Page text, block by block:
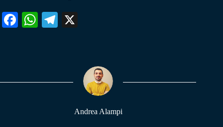
Fa W
pp
Te
m
Andrea Alampi